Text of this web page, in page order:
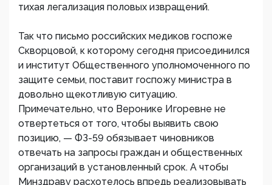
тихая легализация половых извращений.
Так что письмо российских медиков госпоже
Скворцовой, к которому сегодня присоединился
и институт Общественного уполномоченного по
защите семьи, поставит госпожу министра в
довольно щекотливую ситуацию.
Примечательно, что Веронике Игоревне не
отвертеться от того, чтобы выявить свою
позицию, — ФЗ-59 обязывает чиновников
отвечать на запросы граждан и общественных
организаций в установленный срок. А чтобы
Минздраву расхотелось впредь реализовывать